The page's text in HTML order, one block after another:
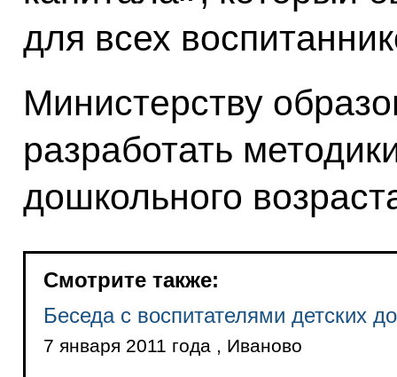
для всех
Министерству
разработать
дошкольного
Смотрите также:
Беседа с воспитателями детских
7 января 2011 года , Иваново